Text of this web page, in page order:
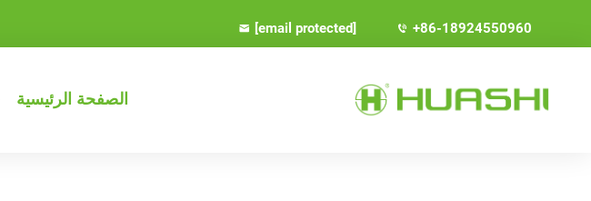
+86-18924550960
[email protected]
الصفحة الرئيسية